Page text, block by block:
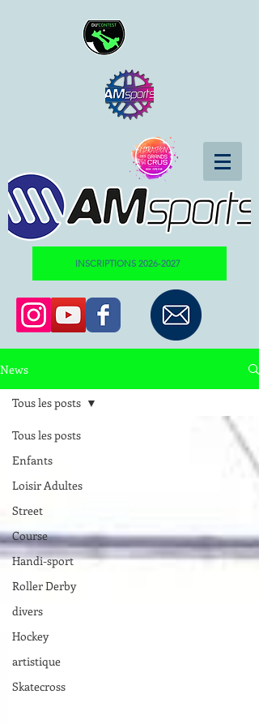
INSCRIPTIONS 2026-2027
News
Tous les posts
Enfants
Loisir Adultes
Street
Course
Handi-sport
Roller Derby
divers
Hockey
artistique
Skatecross
Tous les posts